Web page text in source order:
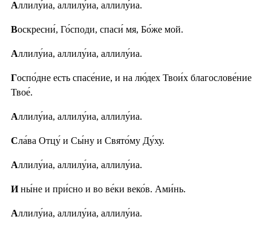
Аллилу́иа, аллилу́иа, аллилу́иа.
Воскресни́, Го́споди, спаси́ мя, Бо́же мой.
Аллилу́иа, аллилу́иа, аллилу́иа.
Госпо́дне есть спасе́ние, и на лю́дех Твои́х благослове́ние
Твое́.
Аллилу́иа, аллилу́иа, аллилу́иа.
Сла́ва Отцу́ и Сы́ну и Свято́му Ду́ху.
Аллилу́иа, аллилу́иа, аллилу́иа.
Ины́не и при́сно и во ве́ки веко́в. Ами́нь.
Аллилу́иа, аллилу́иа, аллилу́иа.